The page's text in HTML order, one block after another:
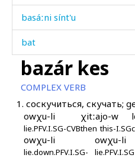
basáːni sínt'u
bat
batár
batáʁ
batniškés
batːéšːu
bazár kes
COMPLEX VERB
1. соскучиться, скучать;
owχu-li
lie.PFV.I.SG-CVB
χitːa
then
jo-w
this-I.SG
owχu-li
lie.down.PFV.I.SG-
owχu-li